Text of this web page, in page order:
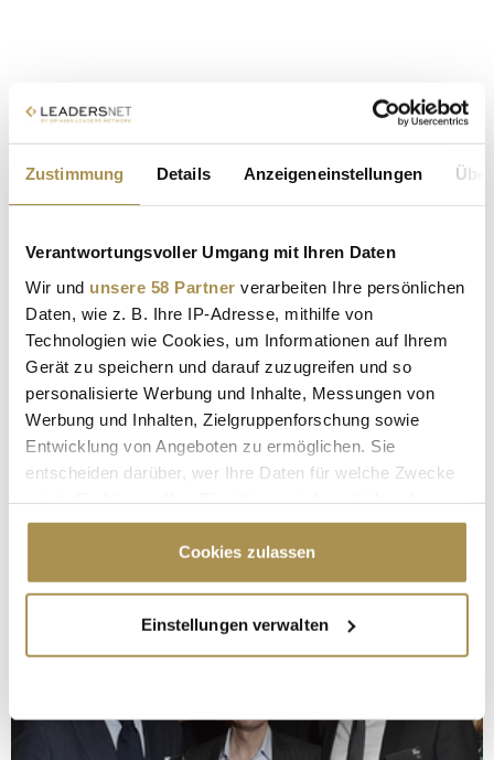
Zustimmung Details Anzeigeneinstellungen
Verantwortungsvoller Umgang mit Ihren Daten
Wir und unsere 58 Partner verarbeiten Ihre persönlichen
Daten, wie z. B. Ihre IP-Adresse, mithilfe von
Technologien wie Cookies, um Informationen auf Ihrem
Gerät zu speichern und darauf zuzugreifen und so
personalisierte Werbung und Inhalte, Messungen von
Werbung und Inhalten, Zielgruppenforschung sowie
Entwicklung von Angeboten zu ermöglichen. Sie
entscheiden darüber, wer Ihre Daten für welche Zwecke
Cookie-Erklärung oder durch Klicken auf das Privacy
Trigger Symbol ändern oder widerrufen
Informationen über Ihre geografische Lage
erfassen, welche bis auf einige Meter genau sein
bestimmten Merkmalen (Fingerprinting) identifizieren
Cookies zulassen
Einstellungen verwalten